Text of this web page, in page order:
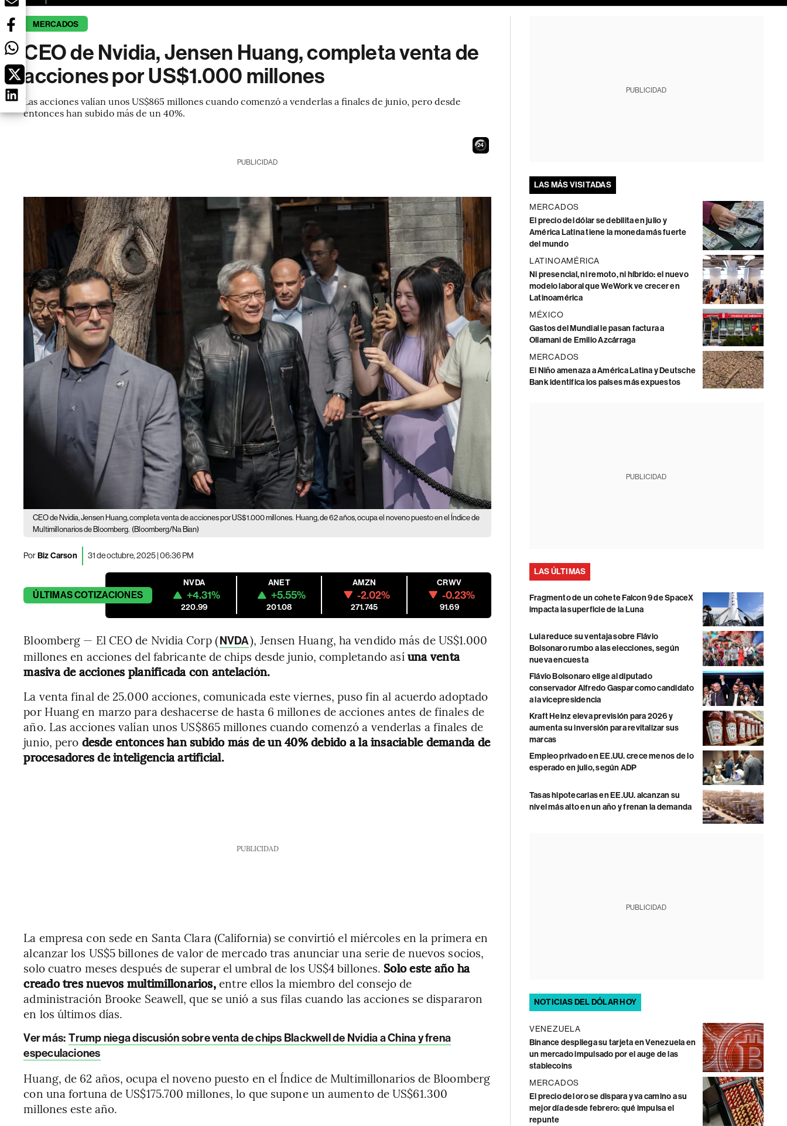
MERCADOS
CEO de Nvidia, Jensen Huang, completa venta de
acciones por US$1.000 millones
Las acciones valían unos US$865 millones cuando comenzó a venderlas a finales de junio, pero desde
entonces han subido más de un 40%.
23
PUBLICIDAD
CEO de Nvidia, Jensen Huang, completa venta de acciones por US$1.000 millones. Huang, de 62 años, ocupa el noveno puesto en el Índice de
Multimillonarios de Bloomberg. (Bloomberg/Na Bian)
PorBiz Carson 31 de octubre, 2025 | 06:36 PM
ÚLTIMASCOTIZACIONES
NVDA
+4.31%
220.99
ANET
+5.55%
201.08
AMZN
-2.02%
271.745
CRWV
-0.23%
91.69
Bloomberg — El CEO de Nvidia Corp (NVDA), Jensen Huang, ha vendido más de US$1.000
millones en acciones del fabricante de chips desde junio, completando así una venta
masiva de acciones planificada con antelación.
La venta final de 25.000 acciones, comunicada este viernes, puso fin al acuerdo adoptado
por Huang en marzo para deshacerse de hasta 6 millones de acciones antes de finales de
año. Las acciones valían unos US$865 millones cuando comenzó a venderlas a finales de
junio, pero desde entonces han subido más de un 40% debido a la insaciable demanda de
procesadores de inteligencia artificial.
PUBLICIDAD
La empresa con sede en Santa Clara (California) se convirtió el miércoles en la primera en
alcanzar los US$5 billones de valor de mercado tras anunciar una serie de nuevos socios,
solo cuatro meses después de superar el umbral de los US$4 billones. Solo este año ha
creado tres nuevos multimillonarios,entre ellos la miembro del consejo de
administración Brooke Seawell, que se unió a sus filas cuando las acciones se dispararon
en los últimos días.
Ver más: Trump niega discusión sobre venta de chips Blackwell de Nvidia a China y frena
especulaciones
Huang, de 62 años, ocupa el noveno puesto en el Índice de Multimillonarios de Bloomberg
con una fortuna de US$175.700 millones, lo que supone un aumento de US$61.300
millones este año.
PUBLICIDAD
LAS MÁS VISITADAS
MERCADOS
El precio del dólar se debilita en julio y
América Latina tiene la moneda más fuerte
del mundo
LATINOAMÉRICA
Ni presencial, ni remoto, ni híbrido: el nuevo
modelo laboral que WeWork ve crecer en
Latinoamérica
MÉXICO
Gastos del Mundial le pasan factura a
Ollamani de Emilio Azcárraga
MERCADOS
El Niño amenaza a América Latina y Deutsche
Bank identifica los países más expuestos
PUBLICIDAD
LAS ÚLTIMAS
Fragmento de un cohete Falcon 9 de SpaceX
impacta la superficie de la Luna
Lula reduce su ventaja sobre Flávio
Bolsonaro rumbo a las elecciones, según
nueva encuesta
Flávio Bolsonaro elige al diputado
conservador Alfredo Gaspar como candidato
a la vicepresidencia
Kraft Heinz eleva previsión para 2026 y
aumenta su inversión para revitalizar sus
marcas
Empleo privado en EE.UU. crece menos de lo
esperado en julio, según ADP
Tasas hipotecarias en EE.UU. alcanzan su
nivel más alto en un año y frenan la demanda
PUBLICIDAD
NOTICIAS DEL DÓLAR HOY
VENEZUELA
Binance despliega su tarjeta en Venezuela en
un mercado impulsado por el auge de las
stablecoins
MERCADOS
El precio del oro se dispara y va camino a su
mejor día desde febrero: qué impulsa el
repunte